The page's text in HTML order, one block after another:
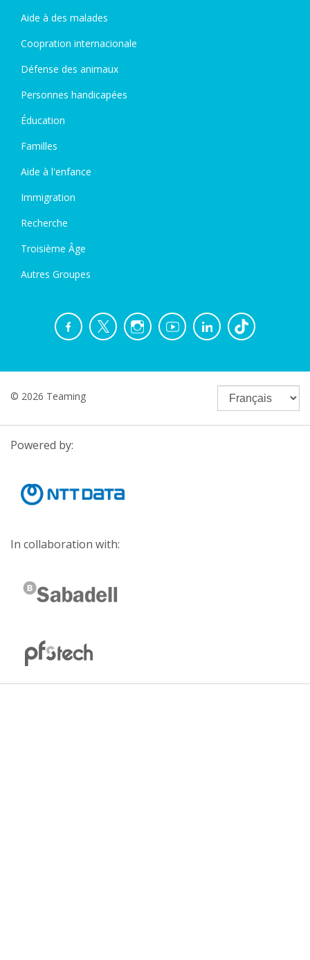
Aide à des malades
Coopration internacionale
Défense des animaux
Personnes handicapées
Éducation
Familles
Aide à l'enfance
Immigration
Recherche
Troisième Âge
Autres Groupes
© 2026 Teaming
Powered by:
In collaboration with: